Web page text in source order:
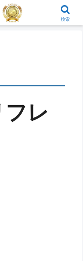
レ
検索